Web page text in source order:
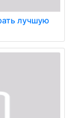
лучшую